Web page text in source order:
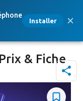
Installer
& Fiche